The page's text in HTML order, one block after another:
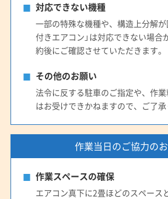
対応できない機種
一部の特殊な機種や、構造上分解が
付きエアコン」は対応できない場合
約後にご確認させていただきます。
その他のお願い
法令に反する駐車のご指定や、作
はお受けできかねますので、ご了承
作業当日のご協力の
作業スペースの確保
エアコン真下に2畳ほどのスペース